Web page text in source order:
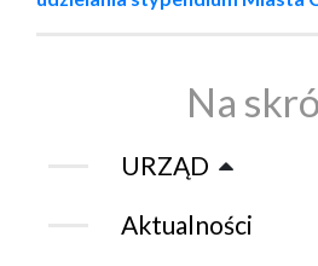
Na
URZĄD
Aktualności